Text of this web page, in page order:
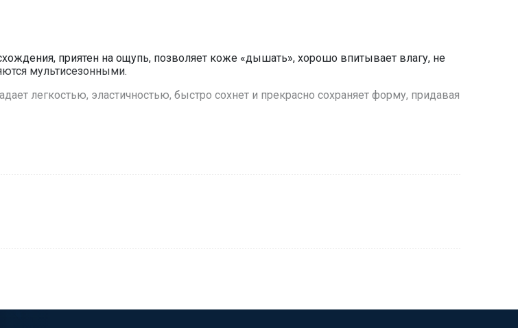
приятен на ощупь, позволяет коже «дышать», хорошо впитывает влагу, не
мультисезонными.
легкостью, эластичностью, быстро сохнет и прекрасно сохраняет форму, придавая
как в городе, так и за его пределами в любую погоду. Вы будете чувствовать себя